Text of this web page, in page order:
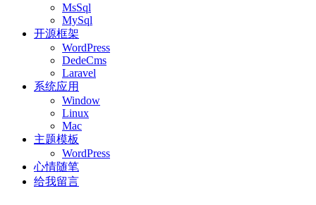
MsSql
MySql
开源框架
WordPress
DedeCms
Laravel
系统应用
Window
Linux
Mac
主题模板
WordPress
心情随笔
给我留言